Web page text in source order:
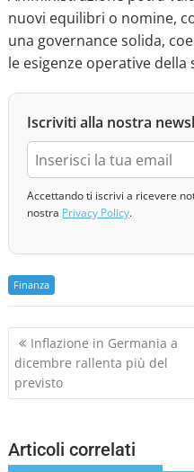
nuovi equilibri o nomine,
una governance solida,
le esigenze operative della
Iscriviti alla nostra
Accettando ti iscrivi a ricevere
nostra Privacy Policy.
Finanza
N
a
v
i
a
z
Inflazione in Germania a
dicembre rallenta più del
previsto
Articoli correlati